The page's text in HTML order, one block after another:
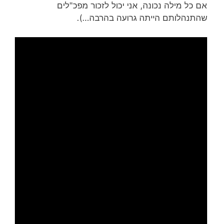
אם כל מילה נכונה, אני יכול לזכור מפכ"לים
שהתנהלותם הייתה גרועה בהרבה…).